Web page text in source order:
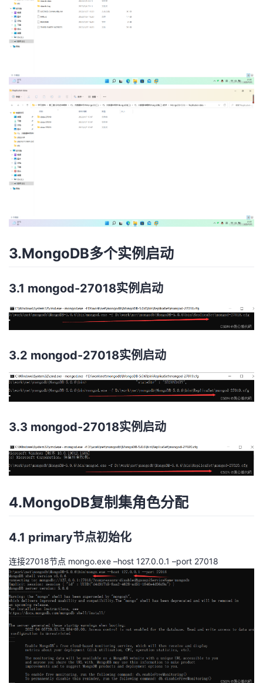
3.MongoDB多个实例启动
3.1 mongod-27018实例启动
3.2 mongod-27018实例启动
3.3 mongod-27018实例启动
4.MongoDB复制集角色分配
4.1 primary节点初始化
连接27018节点 mongo.exe –host 127.0.0.1 –port 27018